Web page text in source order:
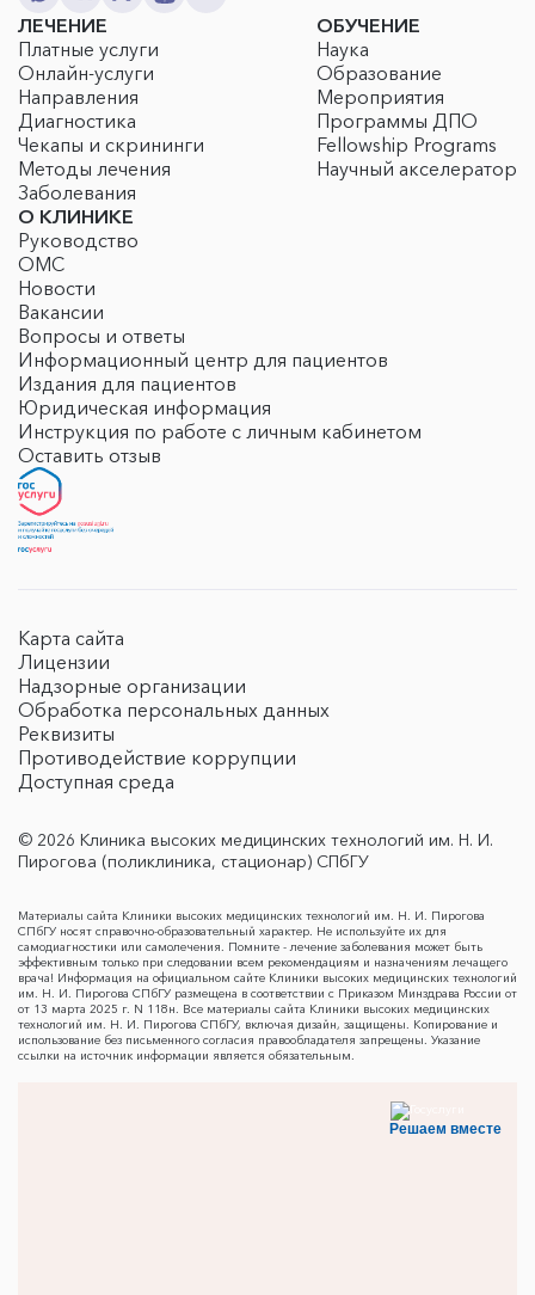
ЛЕЧЕНИЕ
Платные услуги
Онлайн-услуги
Направления
Диагностика
Чекапы и скрининги
Методы лечения
Заболевания
ОБУЧЕНИЕ
Наука
Образование
Мероприятия
Программы ДПО
Fellowship Programs
Научный акселератор
О КЛИНИКЕ
Руководство
ОМС
Новости
Вакансии
Вопросы и ответы
Информационный центр для пациентов
Издания для пациентов
Юридическая информация
Инструкция по работе с личным кабинетом
Оставить отзыв
Карта сайта
Лицензии
Надзорные организации
Обработка персональных данных
Реквизиты
Противодействие коррупции
Доступная среда
© 2026 Клиника высоких медицинских технологий им. Н. И.
Пирогова (поликлиника, стационар) СПбГУ
Материалы сайта Клиники высоких медицинских технологий им. Н. И. Пирогова
СПбГУ носят справочно-образовательный характер. Не используйте их для
самодиагностики или самолечения. Помните - лечение заболевания может быть
эффективным только при следовании всем рекомендациям и назначениям лечащего
врача! Информация на официальном сайте Клиники высоких медицинских технологий
им. Н. И. Пирогова СПбГУ размещена в соответствии с Приказом Минздрава России от
от 13 марта 2025 г. N 118н. Все материалы сайта Клиники высоких медицинских
технологий им. Н. И. Пирогова СПбГУ, включая дизайн, защищены. Копирование и
использование без письменного согласия правообладателя запрещены. Указание
ссылки на источник информации является обязательным.
Решаем вместе